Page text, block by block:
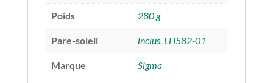
Poids 280 g
Pare-soleil inclus, LH582-01
Marque Sigma